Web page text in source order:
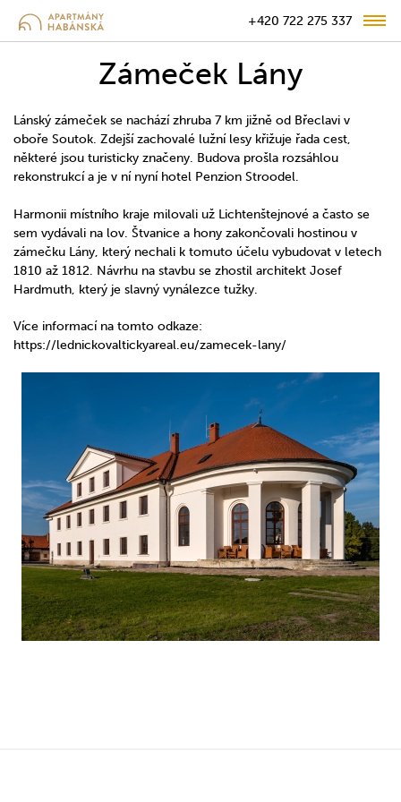
+420 722 275 337
Zámeček Lány
Lánský zámeček se nachází zhruba 7 km jižně od Břeclavi v
oboře Soutok. Zdejší zachovalé lužní lesy křižuje řada cest,
některé jsou turisticky značeny. Budova prošla rozsáhlou
rekonstrukcí a je v ní nyní hotel Penzion Stroodel.
Harmonii místního kraje milovali už Lichtenštejnové a často se
sem vydávali na lov. Štvanice a hony zakončovali hostinou v
zámečku Lány, který nechali k tomuto účelu vybudovat v letech
1810 až 1812. Návrhu na stavbu se zhostil architekt Josef
Hardmuth, který je slavný vynálezce tužky.
Více informací na tomto odkaze:
https://lednickovaltickyareal.eu/zamecek-lany/